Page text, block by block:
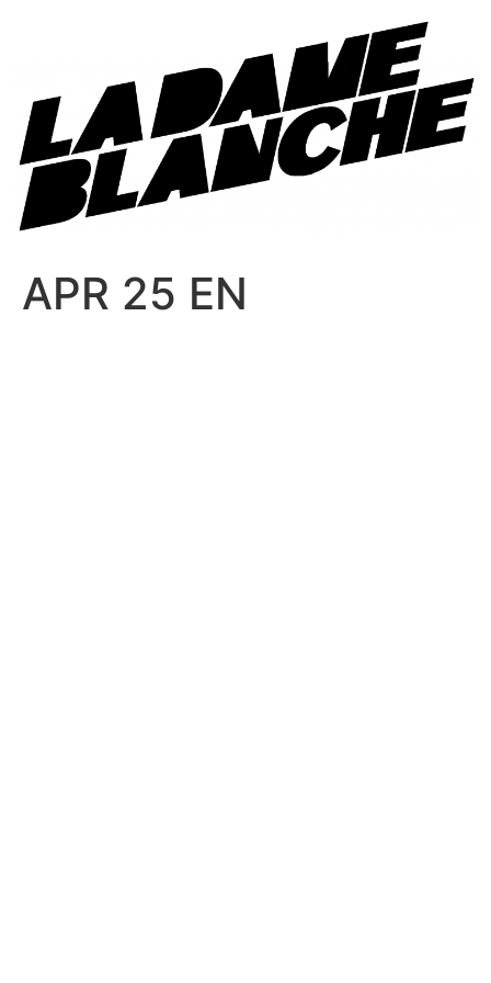
APR 25 EN